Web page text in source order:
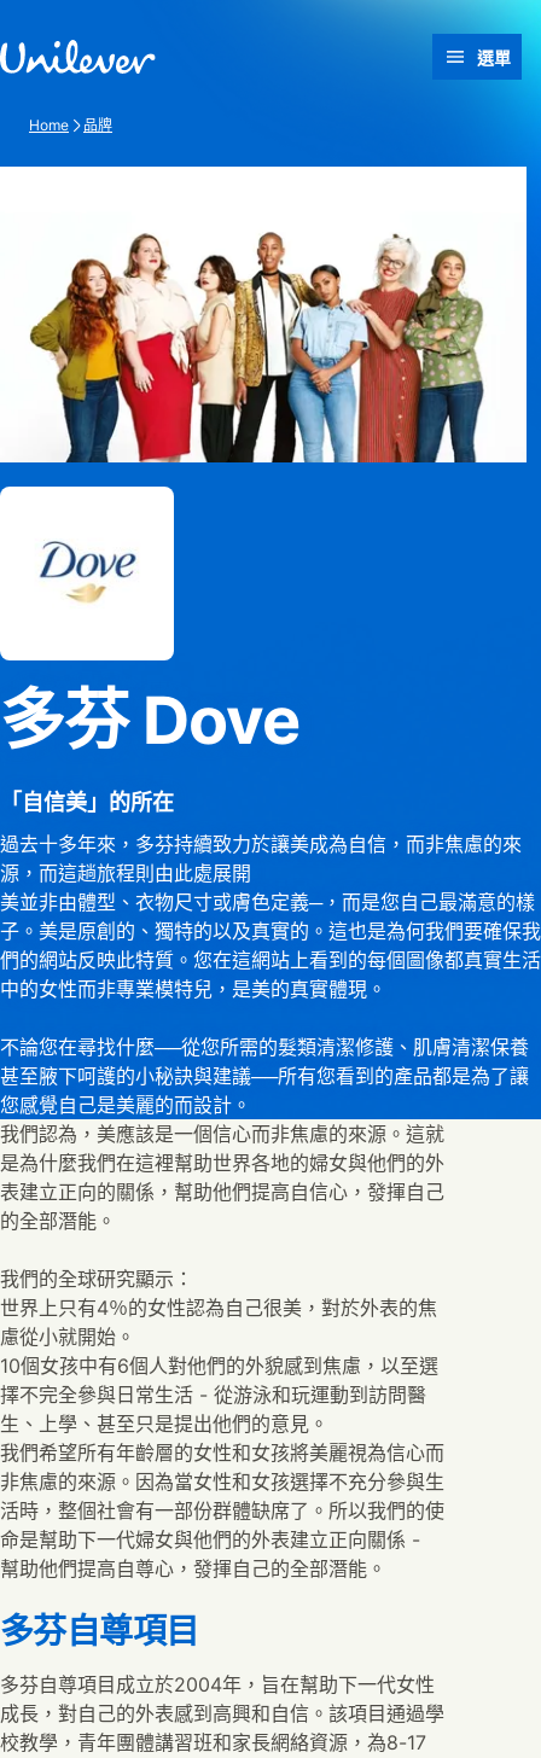
選單
Home 品牌
多芬 Dove
「自信美」的所在
過去十多年來，多芬持續致力於讓美成為自信，而非焦慮的來
源，而這趟旅程則由此處展開
美並非由體型、衣物尺寸或膚色定義─，而是您自己最滿意的樣
子。美是原創的、獨特的以及真實的。這也是為何我們要確保我
們的網站反映此特質。您在這網站上看到的每個圖像都真實生活
中的女性而非專業模特兒，是美的真實體現。
不論您在尋找什麼──從您所需的髮類清潔修護、肌膚清潔保養
甚至腋下呵護的小秘訣與建議──所有您看到的產品都是為了讓
您感覺自己是美麗的而設計。
我們認為，美應該是一個信心而非焦慮的來源。這就
是為什麼我們在這裡幫助世界各地的婦女與他們的外
表建立正向的關係，幫助他們提高自信心，發揮自己
的全部潛能。
我們的全球研究顯示：
世界上只有4％的女性認為自己很美，對於外表的焦
慮從小就開始。
10個女孩中有6個人對他們的外貌感到焦慮，以至選
擇不完全參與日常生活 - 從游泳和玩運動到訪問醫
生、上學、甚至只是提出他們的意見。
我們希望所有年齡層的女性和女孩將美麗視為信心而
非焦慮的來源。因為當女性和女孩選擇不充分參與生
活時，整個社會有一部份群體缺席了。所以我們的使
命是幫助下一代婦女與他們的外表建立正向關係 -
幫助他們提高自尊心，發揮自己的全部潛能。
多芬自尊項目
多芬自尊項目成立於2004年，旨在幫助下一代女性
成長，對自己的外表感到高興和自信。該項目通過學
校教學，青年團體講習班和家長網絡資源，為8-17